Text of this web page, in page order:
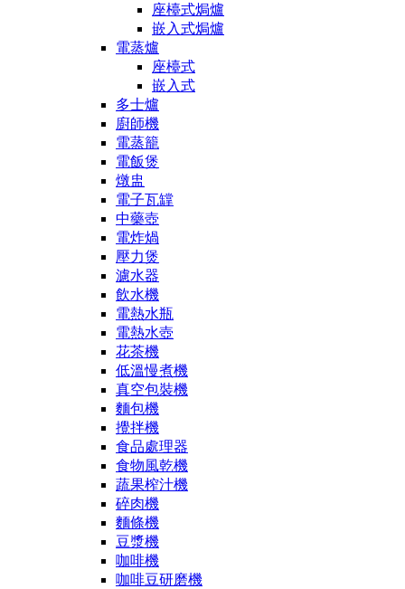
座檯式焗爐
嵌入式焗爐
電蒸爐
座檯式
嵌入式
多士爐
廚師機
電蒸籠
電飯煲
燉盅
電子瓦罉
中藥壺
電炸煱
壓力煲
濾水器
飲水機
電熱水瓶
電熱水壺
花茶機
低溫慢煮機
真空包裝機
麵包機
攪拌機
食品處理器
食物風乾機
蔬果榨汁機
碎肉機
麵條機
豆漿機
咖啡機
咖啡豆研磨機